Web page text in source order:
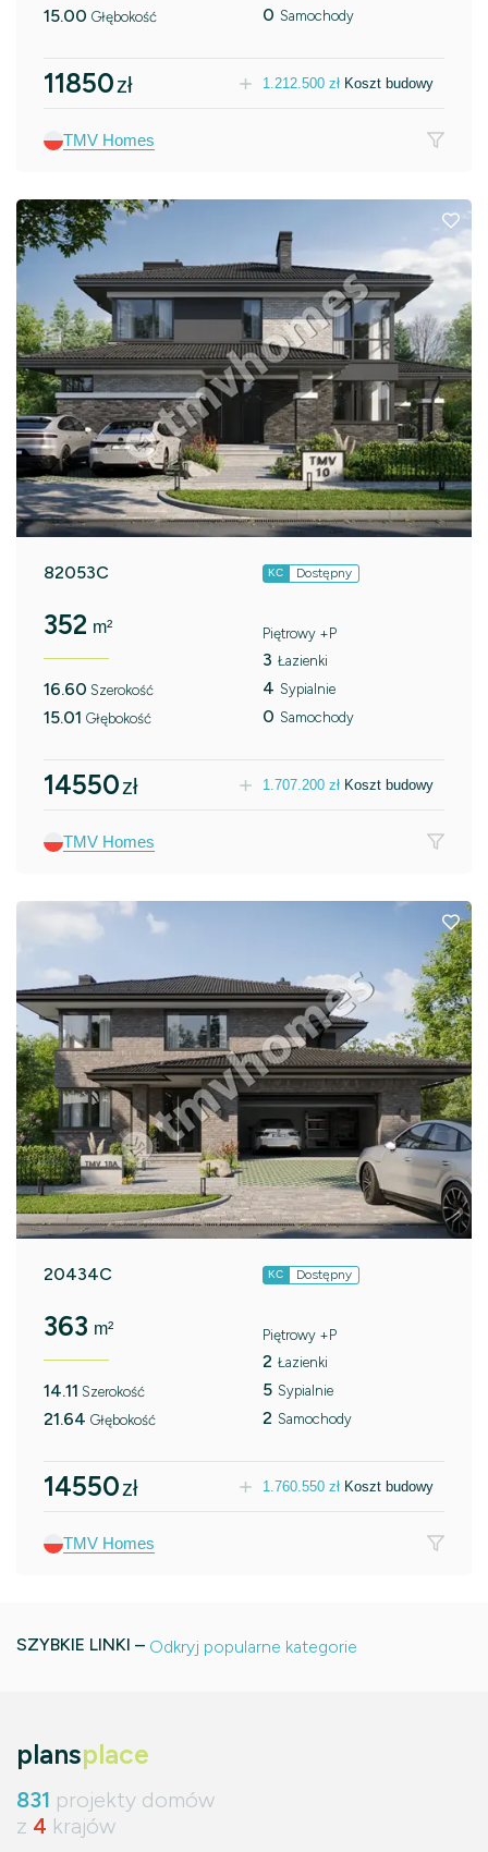
15.00 Głębokość 0 Samochody
11850zł 1.212.500 zł Koszt budowy
TMV Homes
82053C KC Dostępny
352 m²
16.60 Szerokość
15.01 Głębokość
Piętrowy +P
3 Łazienki
4 Sypialnie
0 Samochody
14550zł 1.707.200 zł Koszt budowy
TMV Homes
20434C KC Dostępny
363 m²
14.11 Szerokość
21.64 Głębokość
Piętrowy +P
2 Łazienki
5 Sypialnie
2 Samochody
14550zł 1.760.550 zł Koszt budowy
TMV Homes
SZYBKIE LINKI – Odkryj popularne kategorie
plansplace
831 projekty domów
z 4 krajów